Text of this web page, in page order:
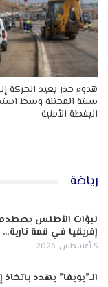
هدوء حذر يعيد الحركة
سبتة المحتلة وسط
اليقظة الأمنية
رياضة
لبؤات الأطلس
إفريقيا في قمة نارية…
5 أغسطس, 2026
الـ”يويفا” يهدد